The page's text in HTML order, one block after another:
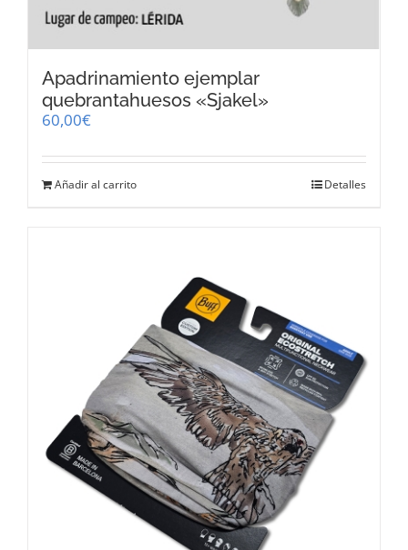
Apadrinamiento ejemplar
quebrantahuesos «Sjakel»
60,00€
Añadir al carrito Detalles